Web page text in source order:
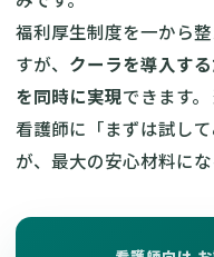
福利厚生制度を一から
すが、 クーラを導入す
を同時に実現できます
看護師に「まずは試し
が、最大の安心材料にな